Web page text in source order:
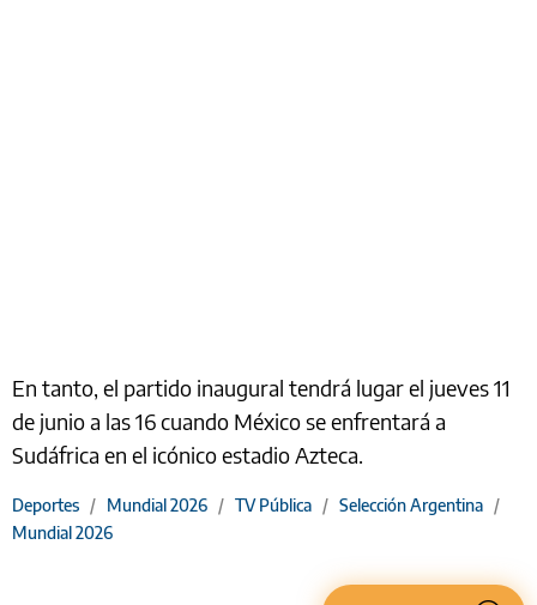
En tanto, el partido inaugural tendrá lugar el jueves 11
de junio a las 16 cuando México se enfrentará a
Sudáfrica en el icónico estadio Azteca.
Deportes / Mundial 2026 / TV Pública / Selección Argentina /
Mundial 2026